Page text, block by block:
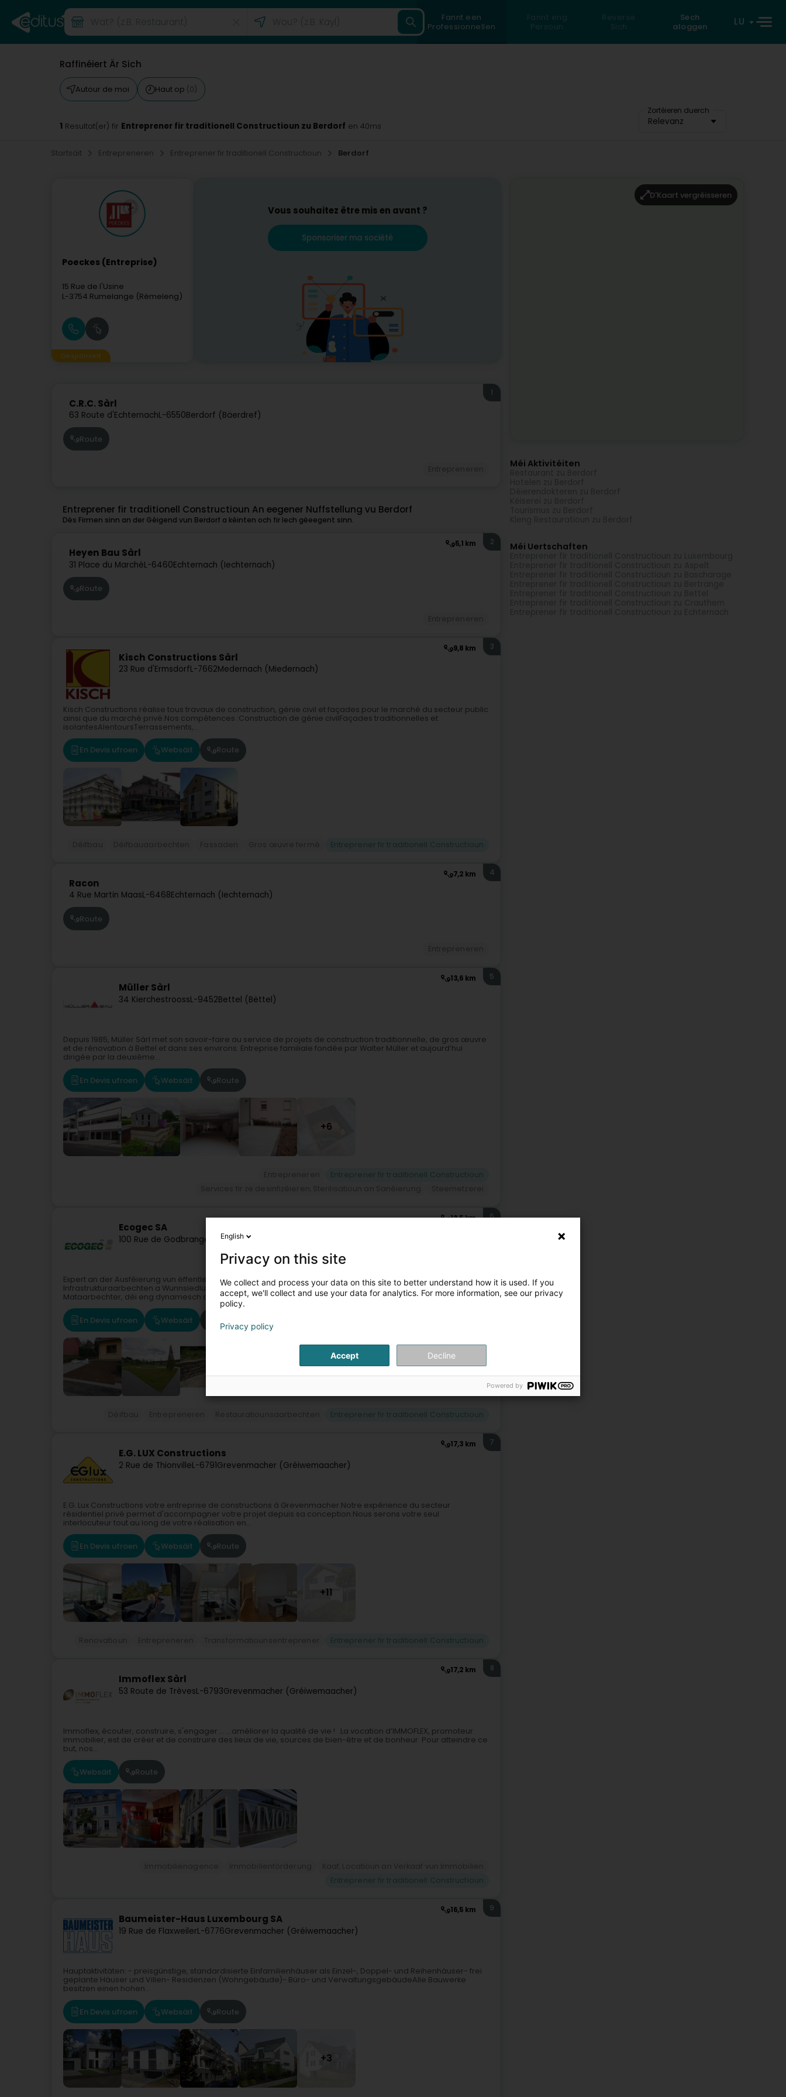
Fannt een
Professionnellen
Fannt eng
Persoun
Reverse
Sich
Sech
aloggen
LU
Raffinéiert Är Sich
Autour de moi Haut op (0)
Zortéieren duerch
Relevanz
1 Resultat(er) fir Entreprener fir traditionell Constructioun zu Berdorf en 40ms
Startsäit Entrepreneren Entreprener fir traditionell Constructioun Berdorf
Poeckes (Entreprise)
15 Rue de l'Usine
L-3754 Rumelange (Rëmeleng)
Gesponsert
Vous souhaitez être mis en avant ?
Sponsoriser ma société
C.R.C. Sàrl
63 Route d'EchternachL-6550Berdorf (Bäerdref)
1
Route
Entreprener fir traditionell Constructioun An eegener Nuffstellung vu Berdorf
Dës Firmen sinn an der Géigend vun Berdorf a kéinten och fir Iech gëeegent sinn.
5,1 km
Heyen Bau Sàrl
31 Place du MarchéL-6460Echternach (Iechternach)
2
Route
9,8 km
Kisch Constructions Sàrl
23 Rue d'ErmsdorfL-7662Medernach (Miedernach)
3
Kisch Constructions réalise tous travaux de construction, génie civil et façades pour le marché du secteur public
ainsi que du marché privé.Nos compétences :Construction de génie civilFaçades traditionnelles et
isolantesAlentoursTerrassements,...
En Devis ufroen Websäit Route
7,2 km
Racon
4 Rue Martin MaasL-6468Echternach (Iechternach)
4
Route
13,6 km
Müller Sàrl
34 KierchestroossL-9452Bettel (Bëttel)
5
Depuis 1985, Müller Sàrl met son savoir-faire au service de projets de construction traditionnelle, de gros œuvre
et de rénovation à Bettel et dans ses environs. Entreprise familiale fondée par Walter Müller et aujourd’hui
dirigée par la deuxième...
En Devis ufroen Websäit Route
+6
13,5 km
Ecogec SA
100 Rue de Godbrange L-6118Junglinster (Jonglënster)
6
Expert an der Ausféierung vun ëffentlechen a private Bauaarbechten zënter 1978, besonnesch
Infrastrukturaarbechten a Wunnsiedlungen an Stroossebau, beschäftegt Ecogec SA hautdesdaags eng honnert
Mataarbechter, déi eng dynamesch a motivéiert Equipe...
En Devis ufroen Websäit
17,3 km
E.G. LUX Constructions
2 Rue de ThionvilleL-6791Grevenmacher (Gréiwemaacher)
7
E.G. Lux Constructions votre entreprise de constructions à Grevenmacher.Notre expérience du secteur
résidentiel privé permet d'accompagner votre projet depuis sa conception.Nous serons votre seul
interlocuteur tout au long de votre réalisation en...
En Devis ufroen Websäit Route
+11
17,2 km
Immoflex Sàrl
53 Route de TrèvesL-6793Grevenmacher (Gréiwemaacher)
8
Immoflex, écouter, construire, s'engager ... ...améliorer la qualité de vie ! La vocation d’IMMOFLEX, promoteur
immobilier, est de créer et de construire des lieux de vie, sources de bien-être et de bonheur. Pour atteindre ce
but, nos...
Websäit Route
16,5 km
Baumeister-Haus Luxembourg SA
19 Rue de FlaxweilerL-6776Grevenmacher (Gréiwemaacher)
9
Hauptaktivitäten: - preisgünstige, standardisierte Einfamilienhäuser als Einzel-, Doppel- und Reihenhäuser- frei
geplante Häuser und Villen- Residenzen (Wohngebäude)- Büro- und VerwaltungsgebäudeAlle Bauwerke
besitzen einen hohen...
En Devis ufroen Websäit Route
+3
D'Kaart vergréisseren
Méi Aktivitéiten
Méi Uertschaften
English
Privacy on this site
We collect and process your data on this site to better understand how it is used. If you
accept, we'll collect and use your data for analytics. For more information, see our privacy
policy.
Privacy policy
Accept Decline
Powered by